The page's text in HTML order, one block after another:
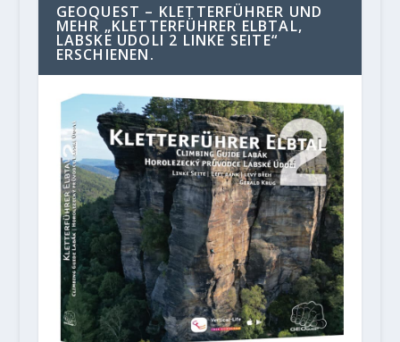
GEOQUEST – KLETTERFÜHRER UND
MEHR „KLETTERFÜHRER ELBTAL,
LABSKE UDOLI 2 LINKE SEITE“
ERSCHIENEN.